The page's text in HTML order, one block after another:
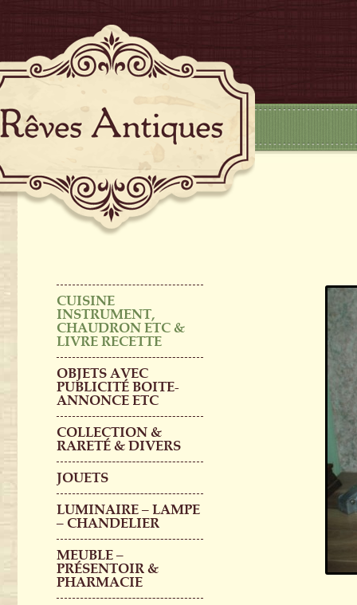
CUISINE
INSTRUMENT,
CHAUDRON ETC &
LIVRE RECETTE
OBJETS AVEC
PUBLICITÉ BOITE-
ANNONCE ETC
COLLECTION &
RARETÉ & DIVERS
JOUETS
LUMINAIRE – LAMPE
– CHANDELIER
MEUBLE –
PRÉSENTOIR &
PHARMACIE